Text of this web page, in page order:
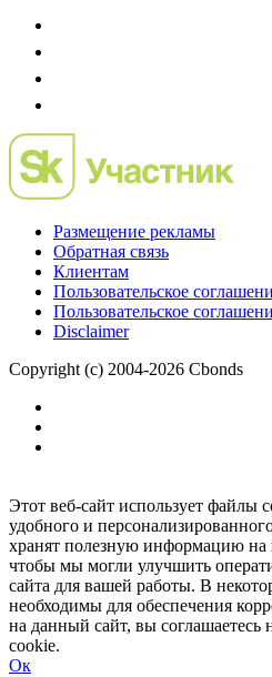
Размещение рекламы
Обратная связь
Клиентам
Пользовательское
Пользовательское
Disclaimer
Copyright (c) 2004-2026 Cbonds
Этот веб-сайт использует файлы
удобного и
хранят полезную информацию на
чтобы мы могли улучшить
сайта для вашей работы. В
необходимы для обеспечения
на данный сайт, вы соглашаетесь
cookie.
Ок